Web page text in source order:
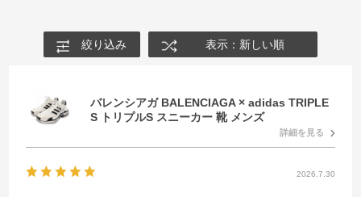
絞り込み 表示：新しい順
バレンシアガ BALENCIAGA × adidas TRIPLE
S トリプルS スニーカー 靴 メンズ
詳細を見る
2026.7.30